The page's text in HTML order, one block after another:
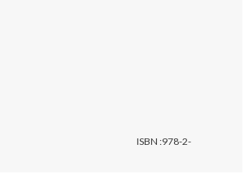
ISBN :978-2-